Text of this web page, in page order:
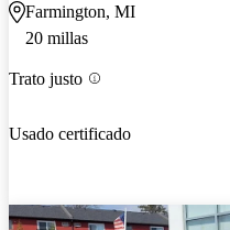
Farmington, MI
20 millas
Trato justo
Usado certificado